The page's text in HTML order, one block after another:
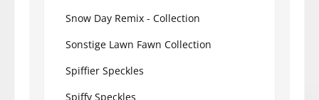
Snow Day Remix - Collection
Sonstige Lawn Fawn Collection
Spiffier Speckles
Spiffy Speckles